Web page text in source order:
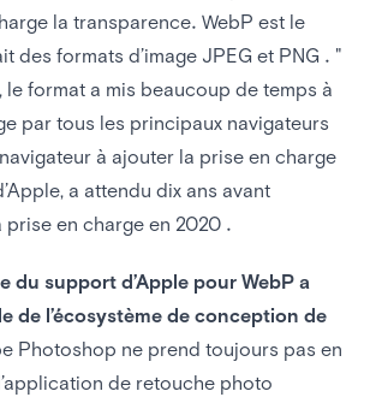
la transparence. WebP est le
des formats d’image JPEG et PNG .
le format a mis beaucoup de temps à
par tous les principaux navigateurs
à ajouter la prise en charge
a attendu dix ans avant
prise en charge en 2020 .
du support d’Apple pour WebP a
de l’écosystème de conception de
Photoshop ne prend toujours pas en
de retouche photo